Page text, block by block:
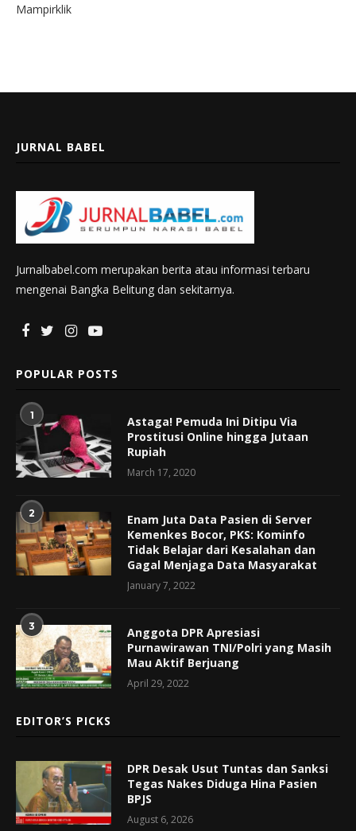
Mampirklik
JURNAL BABEL
Jurnalbabel.com merupakan berita atau informasi terbaru
mengenai Bangka Belitung dan sekitarnya.
POPULAR POSTS
1
Astaga! Pemuda Ini Ditipu Via
Prostitusi Online hingga Jutaan
Rupiah
March 17, 2020
2
Enam Juta Data Pasien di Server
Kemenkes Bocor, PKS: Kominfo
Tidak Belajar dari Kesalahan dan
Gagal Menjaga Data Masyarakat
January 7, 2022
3
Anggota DPR Apresiasi
Purnawirawan TNI/Polri yang Masih
Mau Aktif Berjuang
April 29, 2022
EDITOR’S PICKS
DPR Desak Usut Tuntas dan Sanksi
Tegas Nakes Diduga Hina Pasien
BPJS
August 6, 2026